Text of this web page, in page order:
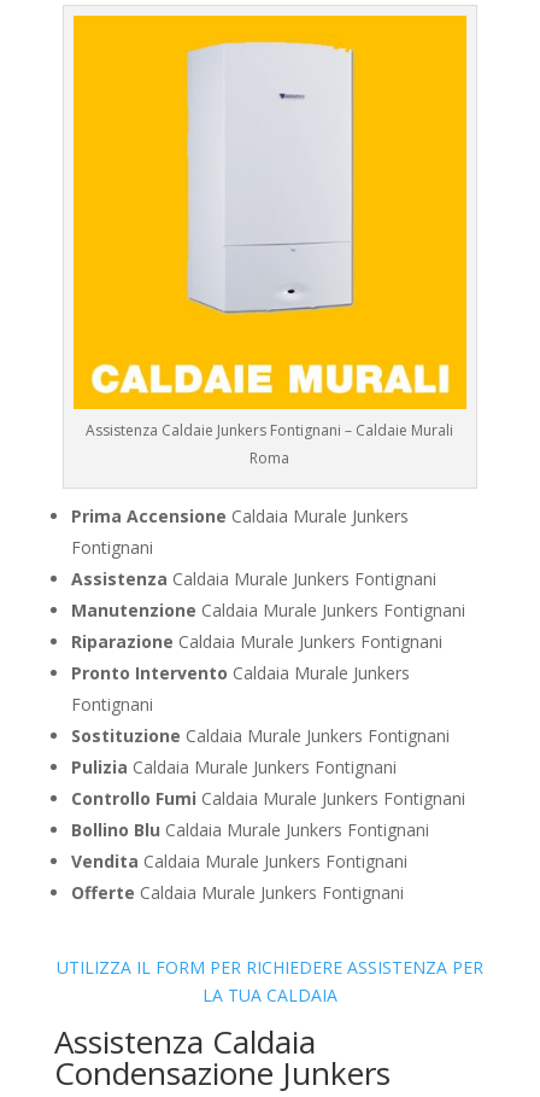
Assistenza Caldaie Junkers Fontignani – Caldaie Murali
Roma
Prima Accensione Caldaia Murale Junkers
Fontignani
Assistenza Caldaia Murale Junkers Fontignani
Manutenzione Caldaia Murale Junkers Fontignani
Riparazione Caldaia Murale Junkers Fontignani
Pronto Intervento Caldaia Murale Junkers
Fontignani
Sostituzione Caldaia Murale Junkers Fontignani
Pulizia Caldaia Murale Junkers Fontignani
Controllo Fumi Caldaia Murale Junkers Fontignani
Bollino Blu Caldaia Murale Junkers Fontignani
Vendita Caldaia Murale Junkers Fontignani
Offerte Caldaia Murale Junkers Fontignani
UTILIZZA IL FORM PER RICHIEDERE ASSISTENZA PER
LA TUA CALDAIA
Assistenza Caldaia
Condensazione Junkers